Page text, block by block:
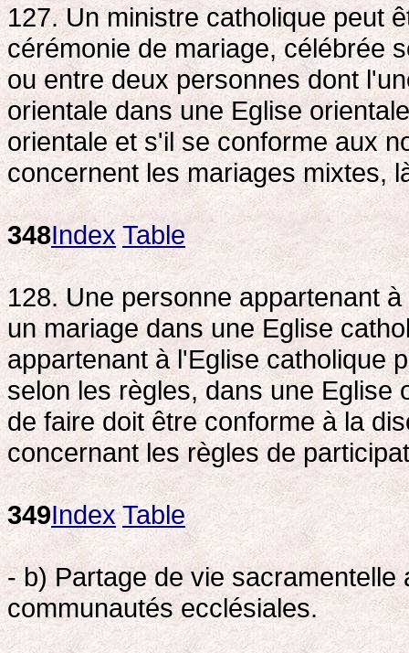
127. Un ministre catholique peut
cérémonie de mariage, célébrée
ou entre deux personnes dont
orientale dans une Eglise
orientale et s'il se conforme aux
concernent les mariages mixtes,
348Index Table
128. Une personne appartenant
un mariage dans une Eglise
appartenant à l'Eglise catholique
selon les règles, dans une Eglise
de faire doit être conforme à la
concernant les règles de
349Index Table
- b) Partage de vie
communautés ecclésiales.